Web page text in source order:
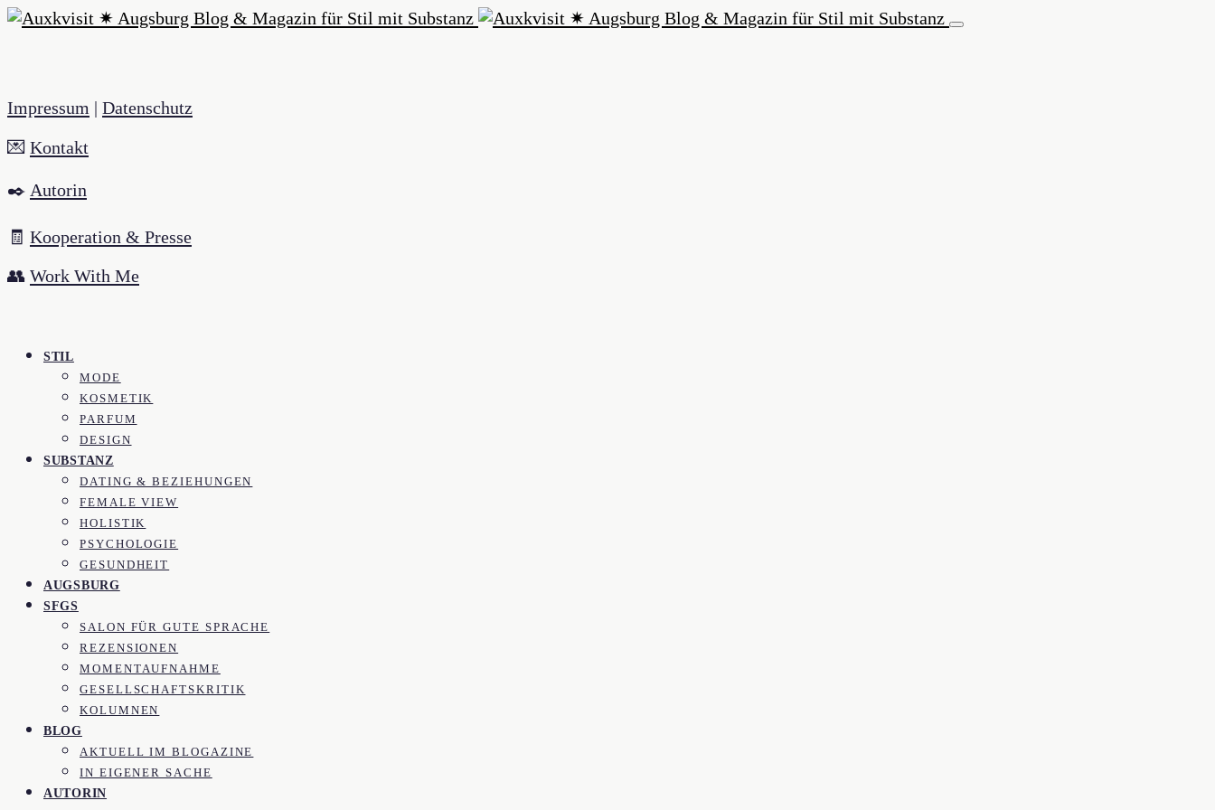
Impressum | Datenschutz
💌 Kontakt
✒️ Autorin
🧾 Kooperation & Presse
👥 Work With Me
STIL
MODE
KOSMETIK
PARFUM
DESIGN
SUBSTANZ
DATING & BEZIEHUNGEN
FEMALE VIEW
HOLISTIK
PSYCHOLOGIE
GESUNDHEIT
AUGSBURG
SFGS
SALON FÜR GUTE SPRACHE
REZENSIONEN
MOMENTAUFNAHME
GESELLSCHAFTSKRITIK
KOLUMNEN
BLOG
AKTUELL IM BLOGAZINE
IN EIGENER SACHE
AUTORIN